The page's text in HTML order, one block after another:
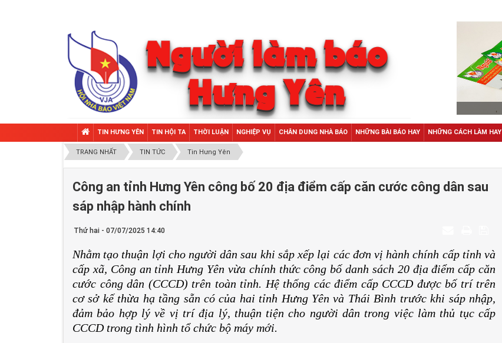
TIN HƯNG YÊN TIN HỘI TA THỜI LUẬN NGHIỆP VỤ CHÂN DUNG NHÀ BÁO NHỮNG BÀI BÁO HAY NHỮNG CÁCH LÀM HAY
TRANG NHẤT TIN TỨC Tin Hưng Yên
Công an tỉnh Hưng Yên công bố 20 địa điểm cấp căn cước công dân sau
sáp nhập hành chính
Thứ hai - 07/07/2025 14:40
Nhằm tạo thuận lợi cho người dân sau khi sắp xếp lại các đơn vị hành chính cấp tỉnh và
cấp xã, Công an tỉnh Hưng Yên vừa chính thức công bố danh sách 20 địa điểm cấp căn
cước công dân (CCCD) trên toàn tỉnh. Hệ thống các điểm cấp CCCD được bố trí trên
cơ sở kế thừa hạ tầng sẵn có của hai tỉnh Hưng Yên và Thái Bình trước khi sáp nhập,
đảm bảo hợp lý về vị trí địa lý, thuận tiện cho người dân trong việc làm thủ tục cấp
CCCD trong tình hình tổ chức bộ máy mới.